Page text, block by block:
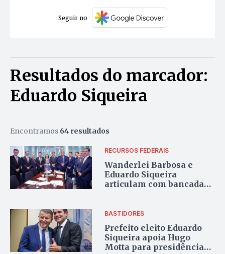
Seguir no
Resultados do marcador:
Eduardo Siqueira
Encontramos 64 resultados
RECURSOS FEDERAIS
Wanderlei Barbosa e
Eduardo Siqueira
articulam com bancada
BASTIDORES
Prefeito eleito Eduardo
Siqueira apoia Hugo
Motta para presidência